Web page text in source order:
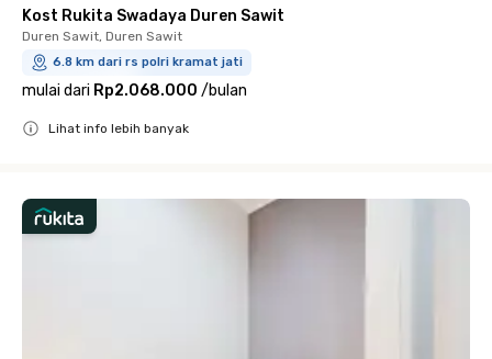
Kost Rukita Swadaya Duren Sawit
Duren Sawit, Duren Sawit
6.8 km dari rs polri kramat jati
mulai dari Rp2.068.000 /bulan
Lihat info lebih banyak